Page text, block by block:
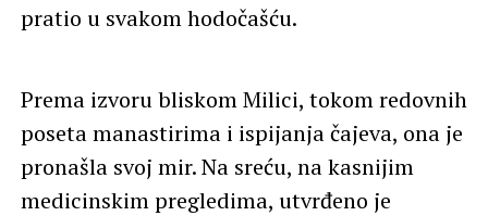
pratio u svakom hodočašću.
Prema izvoru bliskom Milici, tokom redovnih
poseta manastirima i ispijanja čajeva, ona je
pronašla svoj mir. Na sreću, na kasnijim
medicinskim pregledima, utvrđeno je